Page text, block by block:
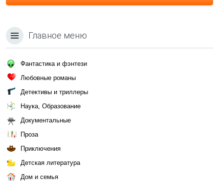
Главное меню
Фантастика и фэнтези
Любовные романы
Детективы и триллеры
Наука, Образование
Документальные
Проза
Приключения
Детская литература
Дом и семья